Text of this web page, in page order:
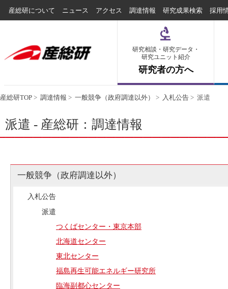
産総研について ニュース アクセス 調達情報 研究成果検索 採用
研究相談・研究データ・
研究ユニット紹介
研究者の方へ
産総研TOP > 調達情報 > 一般競争（政府調達以外） > 入札公告 > 派遣
派遣 - 産総研：調達情報
一般競争（政府調達以外）
入札公告
派遣
つくばセンター・東京本部
北海道センター
東北センター
福島再生可能エネルギー研究所
臨海副都心センター